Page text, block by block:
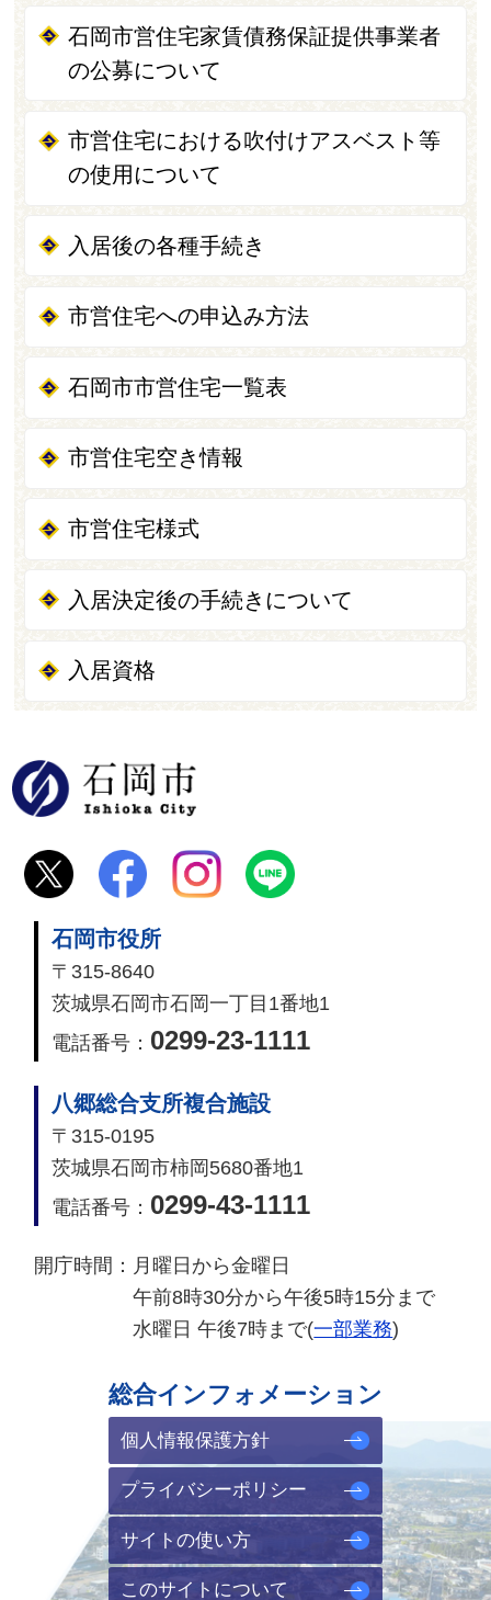
石岡市営住宅家賃債務保証提供事業者
の公募について
市営住宅における吹付けアスベスト等
の使用について
入居後の各種手続き
市営住宅への申込み方法
石岡市市営住宅一覧表
市営住宅空き情報
市営住宅様式
入居決定後の手続きについて
入居資格
石岡市役所
〒315-8640
茨城県石岡市石岡一丁目1番地1
電話番号： 0299-23-1111
八郷総合支所複合施設
〒315-0195
茨城県石岡市柿岡5680番地1
電話番号： 0299-43-1111
開庁時間： 月曜日から金曜日
午前8時30分から午後5時15分まで
水曜日 午後7時まで(一部業務)
総合インフォメーション
個人情報保護方針
プライバシーポリシー
サイトの使い方
このサイトについて